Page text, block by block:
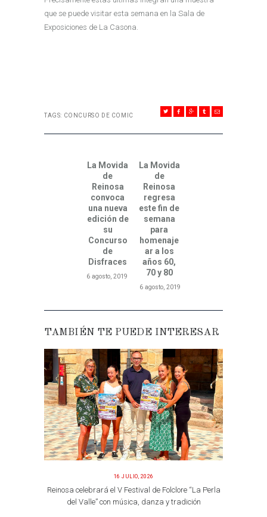
que se puede visitar esta semana en la Sala de
Exposiciones de La Casona.
TAGS: CONCURSO DE COMIC
Previous post:
La Movida
de
Reinosa
convoca
una nueva
edición de
su
Concurso
de
Disfraces
6 agosto, 2019
La Movida
de
Reinosa
regresa
este fin de
semana
para
homenaje
ar a los
años 60,
70 y 80
6 agosto, 2019
TAMBIÉN TE PUEDE INTERESAR
16 JULIO, 2026
Reinosa celebrará el V Festival de Folclore “La Perla
del Valle” con música, danza y tradición